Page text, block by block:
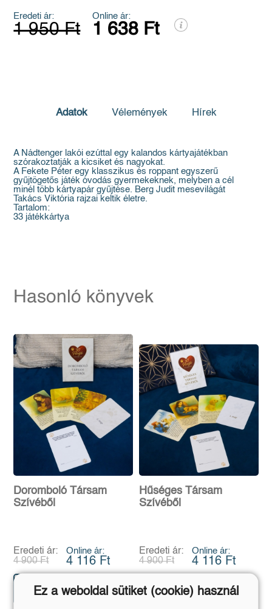
Eredeti ár:
1 950 Ft
Online ár:
1 638 Ft
Adatok Vélemények Hírek
A Nádtenger lakói ezúttal egy kalandos kártyajátékban
szórakoztatják a kicsiket és nagyokat.
A Fekete Péter egy klasszikus és roppant egyszerű
gyűjtögetős játék óvodás gyermekeknek, melyben a cél
minél több kártyapár gyűjtése. Berg Judit mesevilágát
Takács Viktória rajzai keltik életre.
Tartalom:
33 játékkártya
Hasonló könyvek
Doromboló Társam
Szívéből
Eredeti ár:
4 900 Ft
Online ár:
4 116 Ft
Kosárba
Hűséges Társam
Szívéből
Eredeti ár:
4 900 Ft
Online ár:
4 116 Ft
Kosárba
Ez a weboldal sütiket (cookie) használ